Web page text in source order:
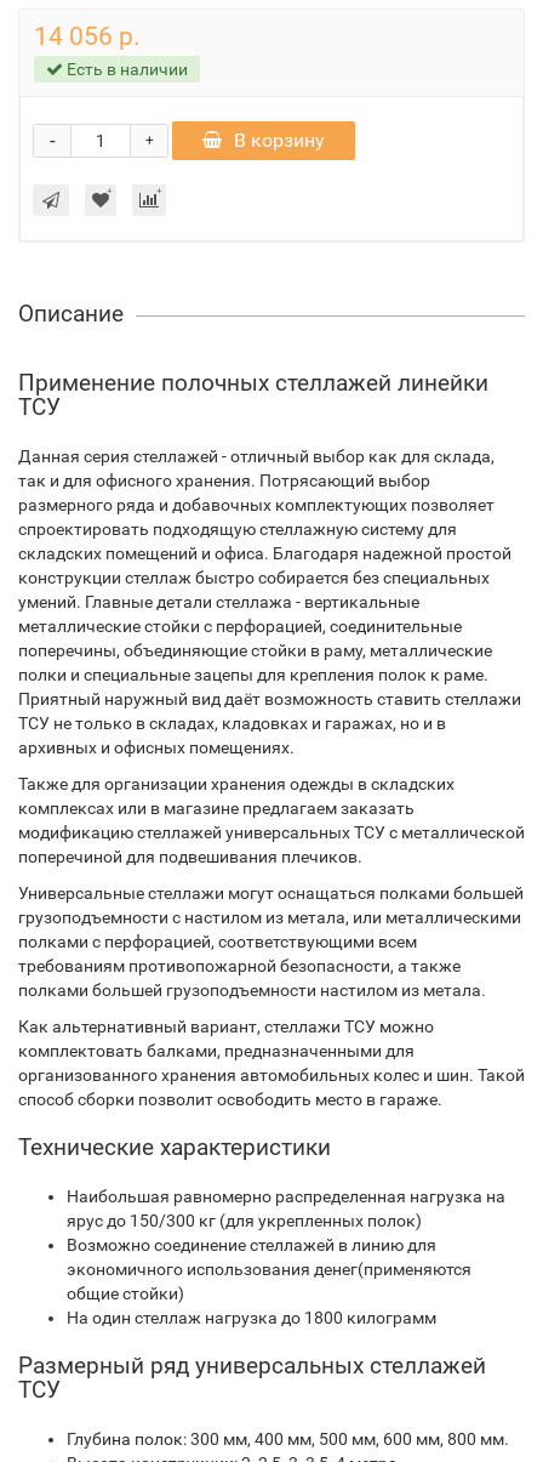
14 056 р.
Есть в наличии
+
- В корзину
Описание
Применение полочных стеллажей линейки
ТСУ
Данная серия стеллажей - отличный выбор как для склада,
так и для офисного хранения. Потрясающий выбор
размерного ряда и добавочных комплектующих позволяет
спроектировать подходящую стеллажную систему для
складских помещений и офиса. Благодаря надежной простой
конструкции стеллаж быстро собирается без специальных
умений. Главные детали стеллажа - вертикальные
металлические стойки с перфорацией, соединительные
поперечины, объединяющие стойки в раму, металлические
полки и специальные зацепы для крепления полок к раме.
Приятный наружный вид даёт возможность ставить стеллажи
ТСУ не только в складах, кладовках и гаражах, но и в
архивных и офисных помещениях.
Также для организации хранения одежды в складских
комплексах или в магазине предлагаем заказать
модификацию стеллажей универсальных ТСУ с металлической
поперечиной для подвешивания плечиков.
Универсальные стеллажи могут оснащаться полками большей
грузоподъемности с настилом из метала, или металлическими
полками с перфорацией, соответствующими всем
требованиям противопожарной безопасности, а также
полками большей грузоподъемности настилом из метала.
Как альтернативный вариант, стеллажи ТСУ можно
комплектовать балками, предназначенными для
организованного хранения автомобильных колес и шин. Такой
способ сборки позволит освободить место в гараже.
Технические характеристики
Наибольшая равномерно распределенная нагрузка на
ярус до 150/300 кг (для укрепленных полок)
Возможно соединение стеллажей в линию для
экономичного использования денег(применяются
общие стойки)
На один стеллаж нагрузка до 1800 килограмм
Размерный ряд универсальных стеллажей
ТСУ
Глубина полок: 300 мм, 400 мм, 500 мм, 600 мм, 800 мм.